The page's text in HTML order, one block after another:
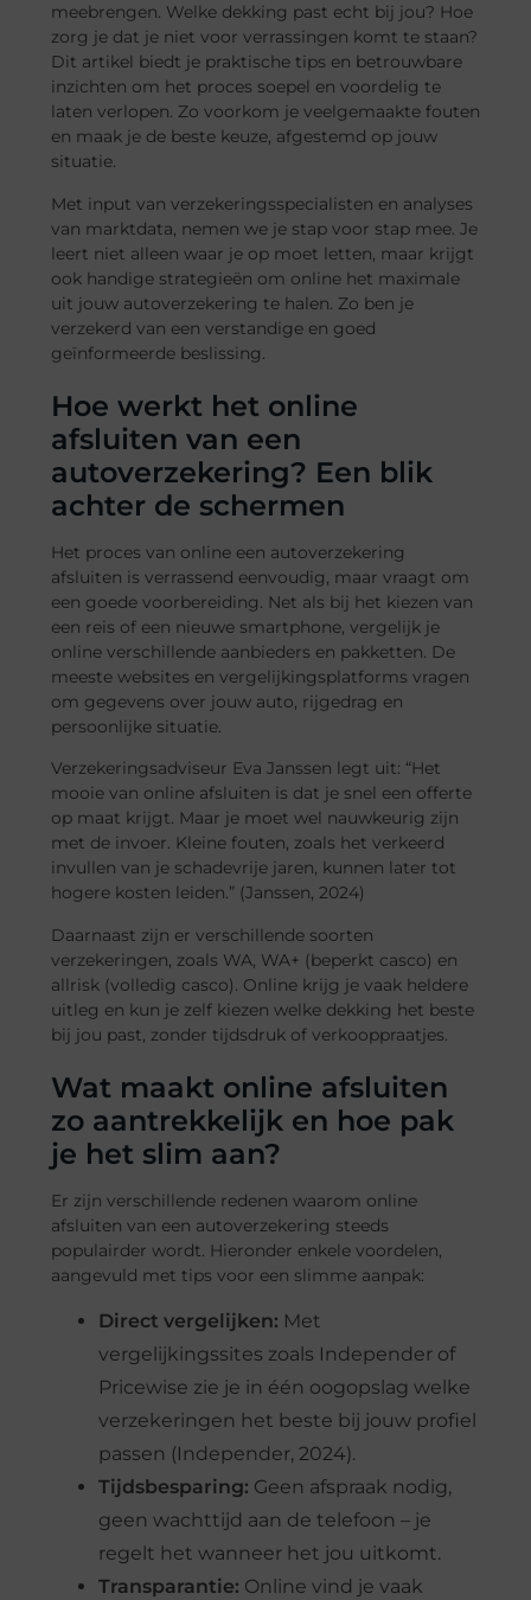
meebrengen. Welke dekking past echt bij jou? Hoe
zorg je dat je niet voor verrassingen komt te staan?
Dit artikel biedt je praktische tips en betrouwbare
inzichten om het proces soepel en voordelig te
laten verlopen. Zo voorkom je veelgemaakte fouten
en maak je de beste keuze, afgestemd op jouw
situatie.
Met input van verzekeringsspecialisten en analyses
van marktdata, nemen we je stap voor stap mee. Je
leert niet alleen waar je op moet letten, maar krijgt
ook handige strategieën om online het maximale
uit jouw autoverzekering te halen. Zo ben je
verzekerd van een verstandige en goed
geïnformeerde beslissing.
Hoe werkt het online
afsluiten van een
autoverzekering? Een blik
achter de schermen
Het proces van online een autoverzekering
afsluiten is verrassend eenvoudig, maar vraagt om
een goede voorbereiding. Net als bij het kiezen van
een reis of een nieuwe smartphone, vergelijk je
online verschillende aanbieders en pakketten. De
meeste websites en vergelijkingsplatforms vragen
om gegevens over jouw auto, rijgedrag en
persoonlijke situatie.
Verzekeringsadviseur Eva Janssen legt uit: “Het
mooie van online afsluiten is dat je snel een offerte
op maat krijgt. Maar je moet wel nauwkeurig zijn
met de invoer. Kleine fouten, zoals het verkeerd
invullen van je schadevrije jaren, kunnen later tot
hogere kosten leiden.” (Janssen, 2024)
Daarnaast zijn er verschillende soorten
verzekeringen, zoals WA, WA+ (beperkt casco) en
allrisk (volledig casco). Online krijg je vaak heldere
uitleg en kun je zelf kiezen welke dekking het beste
bij jou past, zonder tijdsdruk of verkooppraatjes.
Wat maakt online afsluiten
zo aantrekkelijk en hoe pak
je het slim aan?
Er zijn verschillende redenen waarom online
afsluiten van een autoverzekering steeds
populairder wordt. Hieronder enkele voordelen,
aangevuld met tips voor een slimme aanpak:
Direct vergelijken: Met
vergelijkingssites zoals Independer of
Pricewise zie je in één oogopslag welke
verzekeringen het beste bij jouw profiel
passen (Independer, 2024).
Tijdsbesparing: Geen afspraak nodig,
geen wachttijd aan de telefoon – je
regelt het wanneer het jou uitkomt.
Transparantie: Online vind je vaak